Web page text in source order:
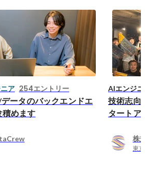
ア 254エントリー
ータのバックエンドエ
積めます
AIエンジ
技術志向
タートア
株
東京